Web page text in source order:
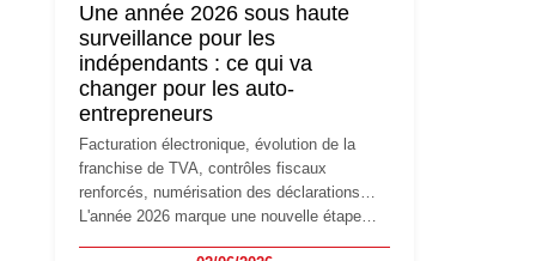
siège social répond souvent à une nouvelle
étape de la vie de l'entreprise et implique
plusieurs formalités obligatoires.
Une année 2026 sous haute
surveillance pour les
indépendants : ce qui va
changer pour les auto-
entrepreneurs
Facturation électronique, évolution de la
franchise de TVA, contrôles fiscaux
renforcés, numérisation des déclarations…
L'année 2026 marque une nouvelle étape